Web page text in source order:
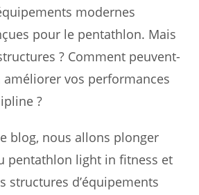
modernes
pour le pentathlon. Mais
? Comment peuvent-
améliorer vos performances
?
blog, nous allons plonger
pentathlon light in fitness et
structures d’équipements